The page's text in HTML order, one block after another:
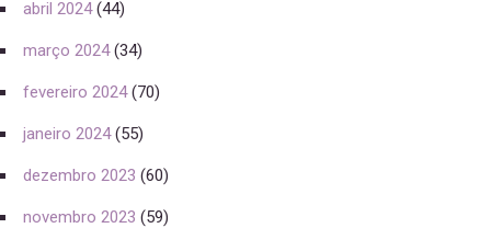
abril 2024(44)
março 2024(34)
fevereiro 2024(70)
janeiro 2024(55)
dezembro 2023 (60)
novembro 2023 (59)